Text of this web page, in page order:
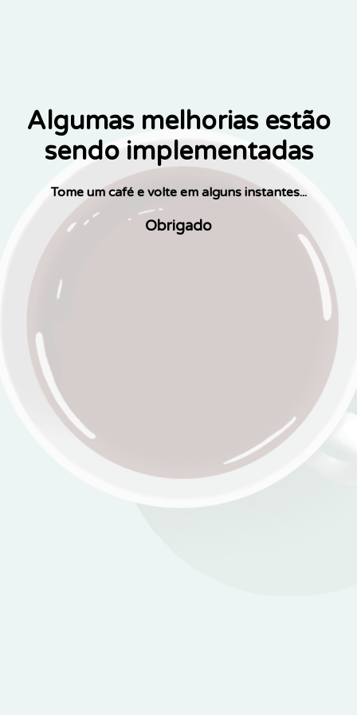
Algumas melhorias estão
sendo implementadas
Tome um café e volte em alguns instantes...
Obrigado